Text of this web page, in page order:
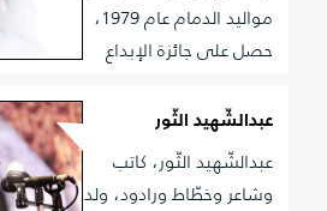
مواليد الدمام عام 1979،
حصل على جائزة الإبداع
صدر له كثير من الروايات والمؤلّفات
وفكريّة مختلفة.rnrn
عبدالشّهيد الثّور
عبدالشّهيد الثّور، كاتب
وشاعر وخطّاط ورادود، ولد